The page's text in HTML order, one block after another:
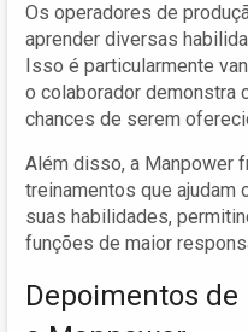
Os operadores de
aprender diversas
Isso é particularmente
o colaborador demonstra
chances de serem
Além disso, a Manpower
treinamentos que ajudam
suas habilidades,
funções de maior
Depoimentos